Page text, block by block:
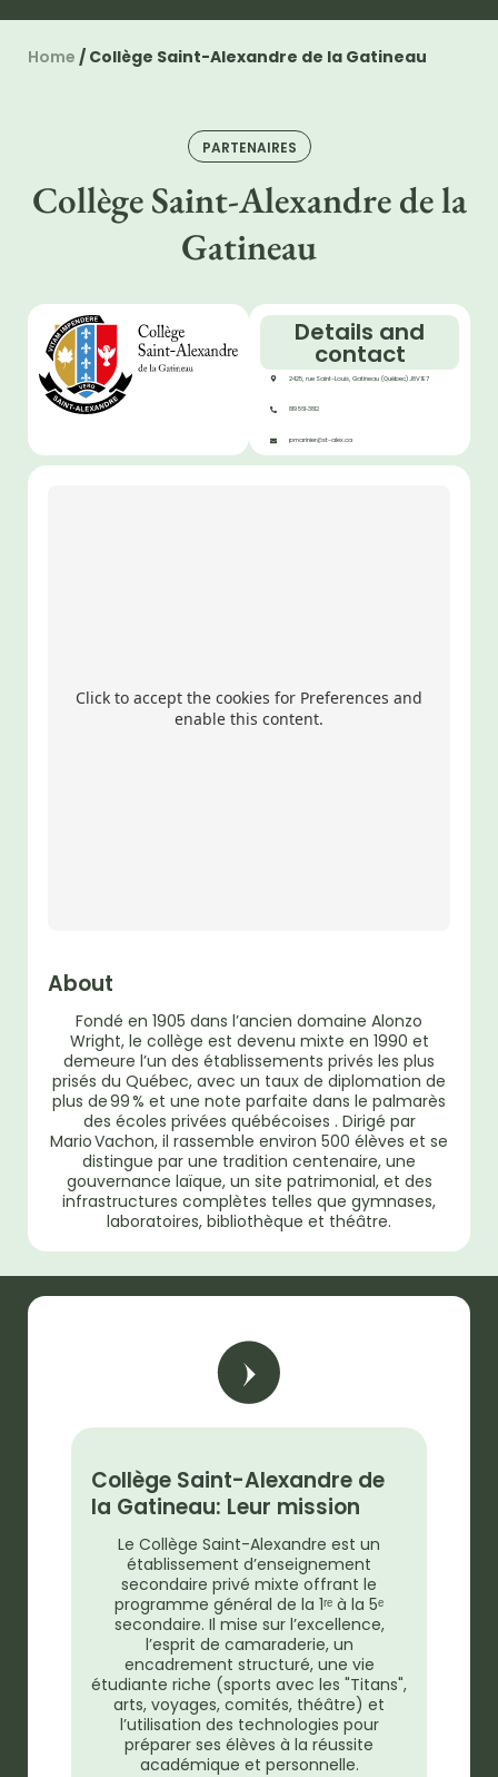
Home / Collège Saint-Alexandre de la Gatineau
PARTENAIRES
Collège Saint-Alexandre de la
Gatineau
Details and
contact
2425, rue Saint-Louis, Gatineau (Québec) J8V 1E7
819 561‑3812
pmarinier@st-alex.ca
Click to accept the cookies for Preferences and
enable this content.
About
Fondé en 1905 dans l’ancien domaine Alonzo
Wright, le collège est devenu mixte en 1990 et
demeure l’un des établissements privés les plus
prisés du Québec, avec un taux de diplomation de
plus de 99 % et une note parfaite dans le palmarès
des écoles privées québécoises . Dirigé par
Mario Vachon, il rassemble environ 500 élèves et se
distingue par une tradition centenaire, une
gouvernance laïque, un site patrimonial, et des
infrastructures complètes telles que gymnases,
laboratoires, bibliothèque et théâtre.
Collège Saint-Alexandre de
la Gatineau: Leur mission
Le Collège Saint-Alexandre est un
établissement d’enseignement
secondaire privé mixte offrant le
programme général de la 1ʳᵉ à la 5ᵉ
secondaire. Il mise sur l’excellence,
l’esprit de camaraderie, un
encadrement structuré, une vie
étudiante riche (sports avec les "Titans",
arts, voyages, comités, théâtre) et
l’utilisation des technologies pour
préparer ses élèves à la réussite
académique et personnelle.